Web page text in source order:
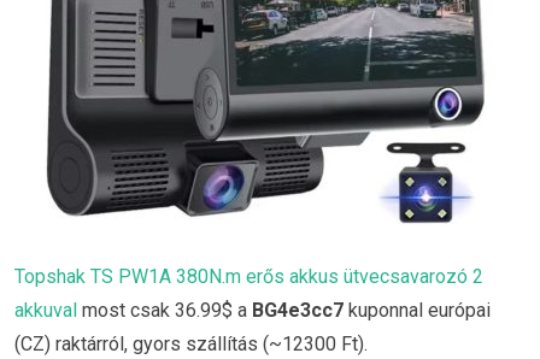
Topshak TS PW1A 380N.m erős akkus ütvecsavarozó 2
akkuval most csak 36.99$ a BG4e3cc7 kuponnal európai
(CZ) raktárról, gyors szállítás (~12300 Ft).